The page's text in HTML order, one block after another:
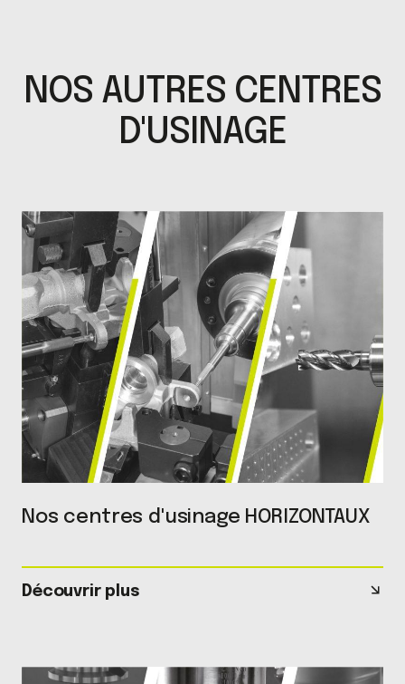
NOS AUTRES CENTRES
D'USINAGE
Nos centres d'usinage HORIZONTAUX
Découvrir plus